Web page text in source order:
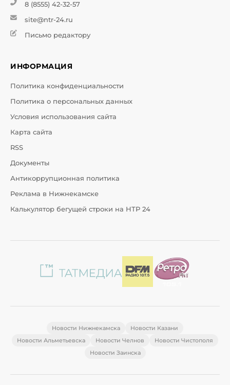
8 (8555) 42-32-57
site@ntr-24.ru
Письмо редактору
ИНФОРМАЦИЯ
Политика конфиденциальности
Политика о персональных данных
Условия использования сайта
Карта сайта
RSS
Документы
Антикоррупционная политика
Реклама в Нижнекамске
Калькулятор бегущей строки на НТР 24
Новости Нижнекамска
Новости Казани
Новости Альметьевска
Новости Челнов
Новости Чистополя
Новости Заинска